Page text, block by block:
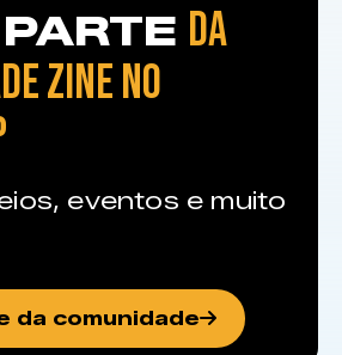
DA
ZINE NO
eventos e muito
da comunidade